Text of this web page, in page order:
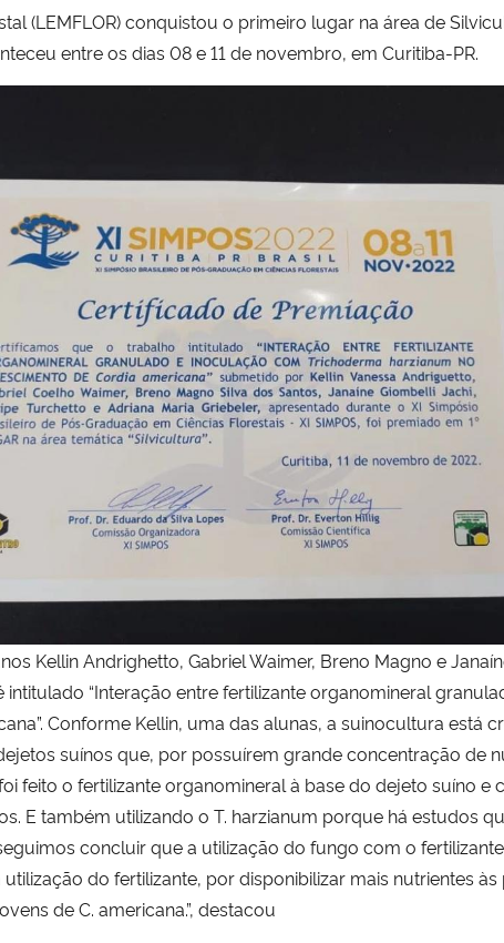
(LEMFLOR) conquistou o primeiro lugar na área de
entre os dias 08 e 11 de novembro, em Curitiba-PR.
Kellin Andrighetto, Gabriel Waimer, Breno Magno e
intitulado “Interação entre fertilizante organomineral
Conforme Kellin, uma das alunas, a suinocultura está
suínos que, por possuírem grande concentração de
feito o fertilizante organomineral à base do dejeto suíno
E também utilizando o T. harzianum porque há estudos
concluir que a utilização do fungo com o
do fertilizante, por disponibilizar mais nutrientes
de C. americana.”, destacou